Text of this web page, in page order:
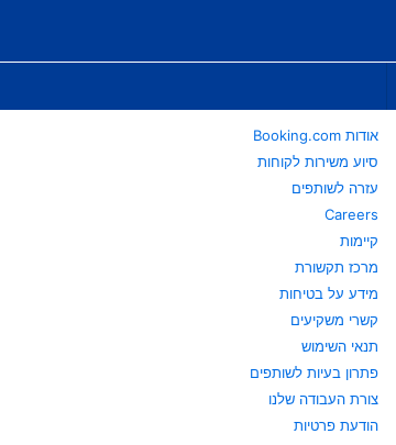
אודות Booking.com
סיוע משירות לקוחות
עזרה לשותפים
Careers
קיימות
מרכז תקשורת
מידע על בטיחות
קשרי משקיעים
תנאי השימוש
פתרון בעיות לשותפים
צורת העבודה שלנו
הודעת פרטיות